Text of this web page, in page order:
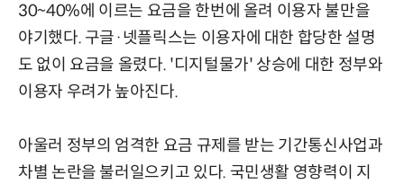
30~40%에 이르는 요금을 한번에 올려 이용자 불만을
야기했다. 구글·넷플릭스는 이용자에 대한 합당한 설명
도 없이 요금을 올렸다. '디지털물가' 상승에 대한 정부와
이용자 우려가 높아진다.
아울러 정부의 엄격한 요금 규제를 받는 기간통신사업과
차별 논란을 불러일으키고 있다. 국민생활 영향력이 지